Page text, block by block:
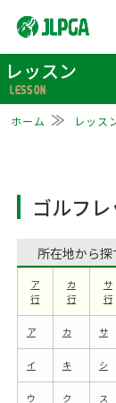
レッスン
LESSON
ホーム レッス
ゴルフ
所在地から探
ア
行
カ
行
サ
行
ア カ サ
イ キ シ
ウ ク ス